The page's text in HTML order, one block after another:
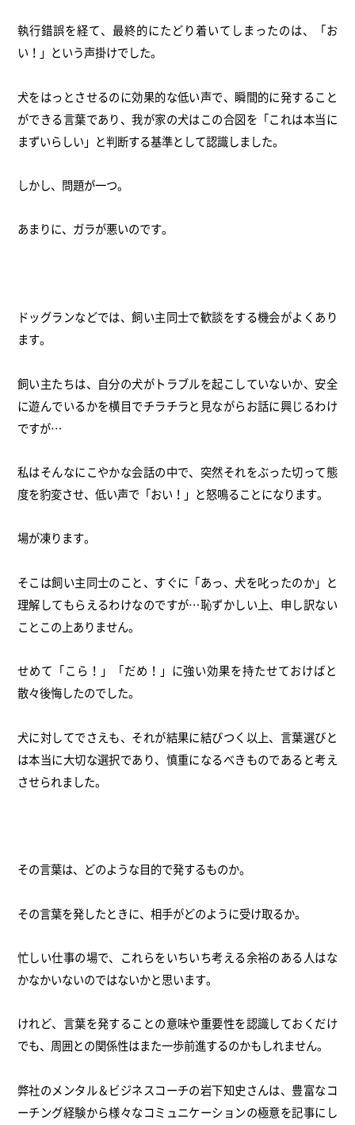
執行錯誤を経て、最終的にたどり着いてしまったのは、「お
い！」 という声掛けでした。
犬をはっとさせるのに効果的な低い声で、 瞬間的に発すること
ができる言葉であり、我が家の犬はこの合図を「これは本当に
まずいらしい」 と判断する基準として認識しました。
しかし、問題が一つ。
あまりに、ガラが悪いのです。
ドッグランなどでは、飼い主同士で歓談をする機会がよくあり
ます。
飼い主たちは、自分の犬がトラブルを起こしていないか、安全
に遊んでいるかを横目でチラチラと見ながらお話に興じるわけ
ですが…
私はそんなにこやかな会話の中で、 突然それをぶった切って態
度を豹変させ、低い声で「おい！」 と怒鳴ることになります。
場が凍ります。
そこは飼い主同士のこと、すぐに「あっ、犬を叱ったのか」 と
理解してもらえるわけなのですが…恥ずかしい上、 申し訳ない
ことこの上ありません。
せめて「こら！」「だめ！」 に強い効果を持たせておけばと
散々後悔したのでした。
犬に対してでさえも、それが結果に結びつく以上、 言葉選びと
は本当に大切な選択であり、 慎重になるべきものであると考え
させられました。
その言葉は、どのような目的で発するものか。
その言葉を発したときに、相手がどのように受け取るか。
忙しい仕事の場で、 これらをいちいち考える余裕のある人はな
かなかいないのではないかと思います。
けれど、 言葉を発することの意味や重要性を認識しておくだけ
でも、 周囲との関係性はまた一歩前進するのかもしれません。
弊社のメンタル＆ビジネスコーチの岩下知史さんは、 豊富なコ
ーチング経験から様々なコミュニケーションの極意を記事にし